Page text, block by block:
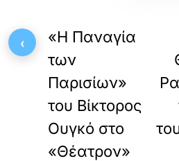
«Η Παναγία
των
Παρισίων»
του Βίκτορος
Ουγκό στο
«Θέατρον»
‹